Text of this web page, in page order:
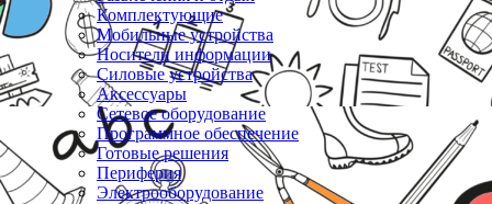
Комплектующие
Мобильные устройства
Носители информации
Силовые устройства
Аксессуары
Сетевое оборудование
Программное обеспечение
Готовые решения
Периферия
Электрооборудование